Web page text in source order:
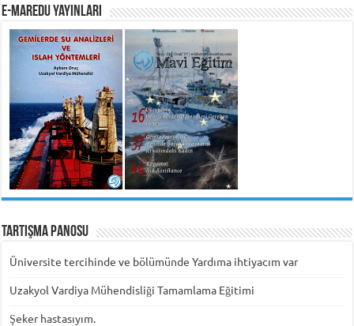
e-MarEdu Yayınları
Tartışma Panosu
Üniversite tercihinde ve bölümünde Yardıma ihtiyacım var
Uzakyol Vardiya Mühendisliği Tamamlama Eğitimi
Şeker hastasıyım.